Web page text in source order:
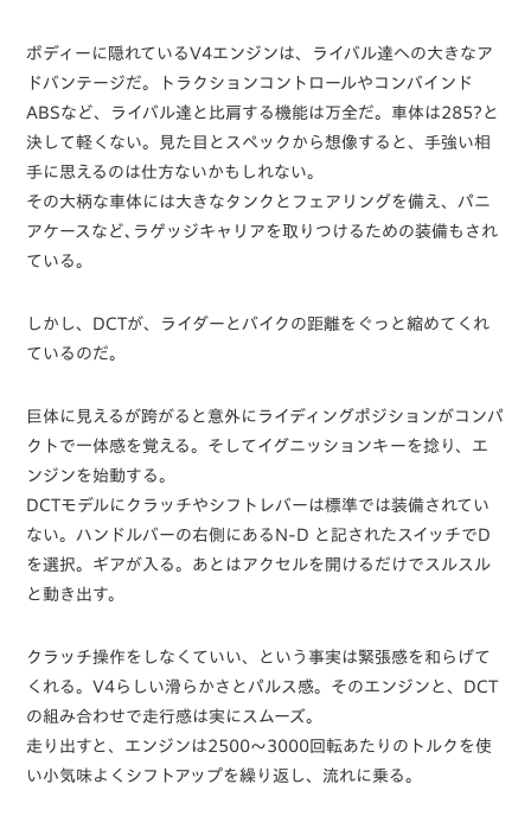
ボディーに隠れているV4エンジンは、ライバル達への大きなア
ドバンテージだ。トラクションコントロールやコンバインド
ABSなど、ライバル達と比肩する機能は万全だ。車体は285?と
決して軽くない。見た目とスペックから想像すると、手強い相
手に思えるのは仕方ないかもしれない。
その大柄な車体には大きなタンクとフェアリングを備え、パニ
アケースなど､ラゲッジキャリアを取りつけるための装備もされ
ている。
しかし、DCTが、ライダーとバイクの距離をぐっと縮めてくれ
ているのだ。
巨体に見えるが跨がると意外にライディングポジションがコンパ
クトで一体感を覚える。そしてイグニッションキーを捻り、エ
ンジンを始動する。
DCTモデルにクラッチやシフトレバーは標準では装備されてい
ない。ハンドルバーの右側にあるN-D と記されたスイッチでD
を選択。ギアが入る。あとはアクセルを開けるだけでスルスル
と動き出す。
クラッチ操作をしなくていい、という事実は緊張感を和らげて
くれる。V4らしい滑らかさとパルス感。そのエンジンと、DCT
の組み合わせで走行感は実にスムーズ。
走り出すと、エンジンは2500～3000回転あたりのトルクを使
い小気味よくシフトアップを繰り返し、流れに乗る。